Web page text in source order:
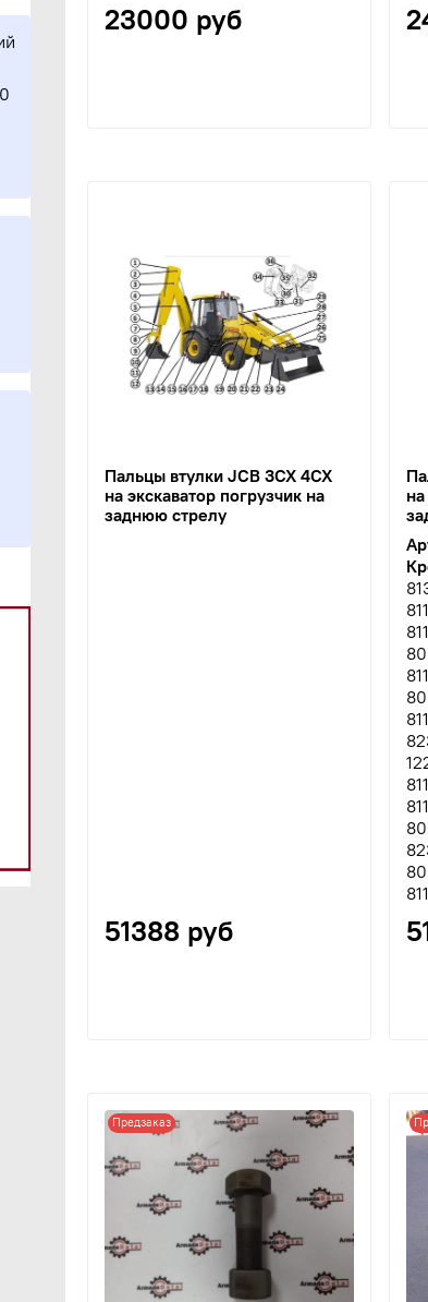
23000 руб
Пальцы втулки JCB 3CX 4CX
на экскаватор погрузчик на
заднюю стрелу
51388 руб
Предзаказ